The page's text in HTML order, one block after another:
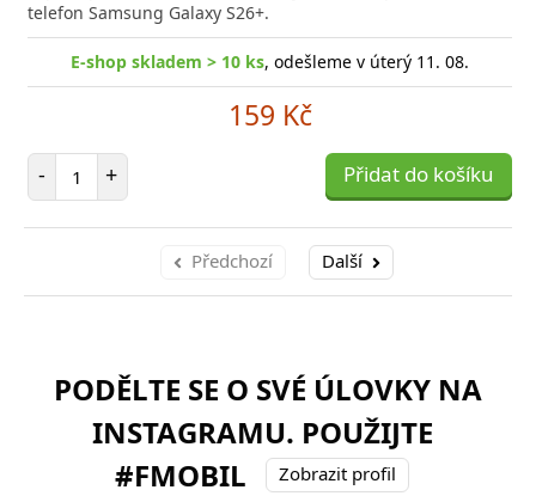
telefon Samsung Galaxy S26+.
E-shop skladem > 10 ks, odešleme v úterý 11. 08.
159 Kč
- Počet položek
+ Přidat do košíku
Předchozí Další
PODĚLTE SE O SVÉ ÚLOVKY NA
INSTAGRAMU. POUŽIJTE
#FMOBIL
Zobrazit profil